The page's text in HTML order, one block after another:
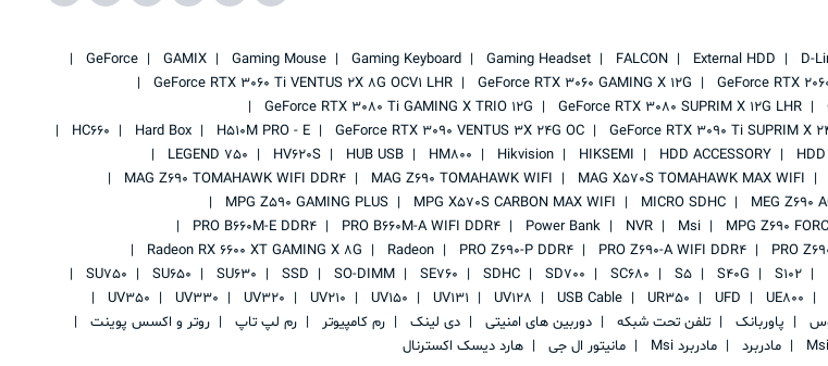
D-
External HDD
FALCON
Gaming Headset
Gaming Keyboard
Gaming Mouse
GAMIX
GeForce
GeForce RTX
GeForce RTX 3060 GAMING X 12G
GeForce RTX 3060 Ti VENTUS 2X 8G OCV1 LHR
GeForce RTX 3080 SUPRIM X 12G LHR
GeForce RTX 3080 Ti GAMING X TRIO 12G
GeForce RTX 3090 Ti SUPRIM X
GeForce RTX 3090 VENTUS 3X 24G OC
H510M PRO - E
Hard Box
HC660
HDD
HDD ACCESSORY
HIKSEMI
Hikvision
HM800
HUB USB
HV620S
LEGEND 750
MAG X570S TOMAHAWK MAX WIFI
MAG Z690 TOMAHAWK WIFI
MAG Z690 TOMAHAWK WIFI DDR4
MEG Z690
MICRO SDHC
MPG X570S CARBON MAX WIFI
MPG Z590 GAMING PLUS
MPG Z690
Msi
NVR
Power Bank
PRO B660M-A WIFI DDR4
PRO B660M-E DDR4
PRO
PRO Z690-A WIFI DDR4
PRO Z690-P DDR4
Radeon
Radeon RX 6600 XT GAMING X 8G
S102
S40G
S5
SC680
SD700
SDHC
SE760
SO-DIMM
SSD
SU630
SU650
SU750
UE800
UFD
UR350
USB Cable
UV128
UV131
UV150
UV210
UV320
UV330
UV350
پاوربانک تلفن تحت شبکه دوربین های امنیتی دی لینک رم کامپیوتر رم لپ تاپ
روتر و اکسس پوینت
مادربرد مادربرد Msi مانیتور ال جی هارد دیسک اکسترنال